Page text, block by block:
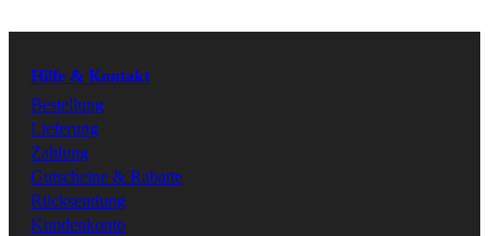
Instagram
Hilfe & Kontakt
Bestellung
Lieferung
Zahlung
Gutscheine & Rabatte
Rücksendung
Kundenkonto